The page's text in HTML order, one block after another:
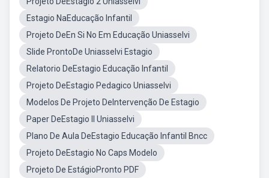
Estagio NaEducação Infantil
Projeto DeEn Si No Em Educação Uniasselvi
Slide ProntoDe Uniasselvi Estagio
Relatorio DeEstagio Educação Infantil
Projeto DeEstagio Pedagico Uniasselvi
Modelos De Projeto DeIntervenção De Estagio
Paper DeEstagio II Uniasselvi
Plano De Aula DeEstagio Educação Infantil Bncc
Projeto DeEstagio No Caps Modelo
Projeto De EstágioPronto PDF